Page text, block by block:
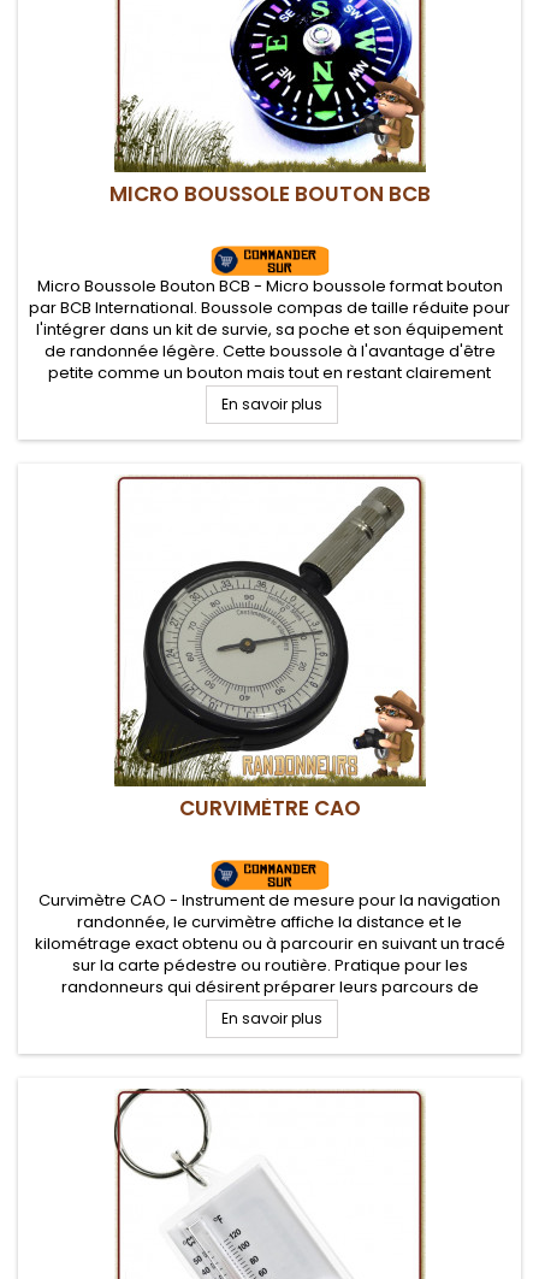
MICRO BOUSSOLE BOUTON BCB
Micro Boussole Bouton BCB - Micro boussole format bouton
par BCB International. Boussole compas de taille réduite pour
l'intégrer dans un kit de survie, sa poche et son équipement
de randonnée légère. Cette boussole à l'avantage d'être
petite comme un bouton mais tout en restant clairement
lisible.
En savoir plus
CURVIMÈTRE CAO
Curvimètre CAO - Instrument de mesure pour la navigation
randonnée, le curvimètre affiche la distance et le
kilométrage exact obtenu ou à parcourir en suivant un tracé
sur la carte pédestre ou routière. Pratique pour les
randonneurs qui désirent préparer leurs parcours de
randonnée légère et treks
En savoir plus